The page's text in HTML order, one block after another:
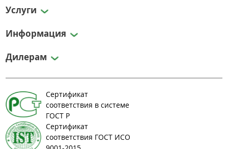
Услуги
Информация
Дилерам
Сертификат
соответствия в системе
ГОСТ Р
Сертификат
соответствия ГОСТ ИСО